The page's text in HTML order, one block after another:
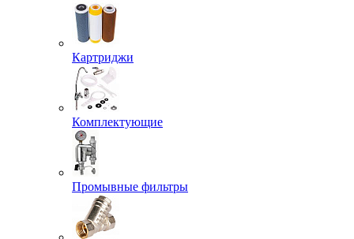
Картриджи
Комплектующие
Промывные фильтры